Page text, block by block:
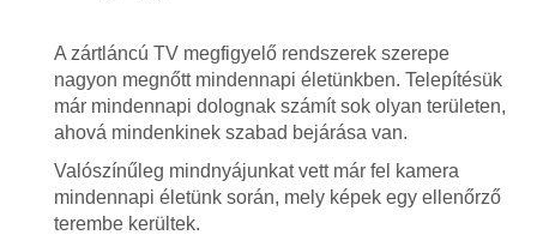
A zártláncú TV megfigyelő rendszerek szerepe
nagyon megnőtt mindennapi életünkben. Telepítésük
már mindennapi dolognak számít sok olyan területen,
ahová mindenkinek szabad bejárása van.
Valószínűleg mindnyájunkat vett már fel kamera
mindennapi életünk során, mely képek egy ellenőrző
terembe kerültek.